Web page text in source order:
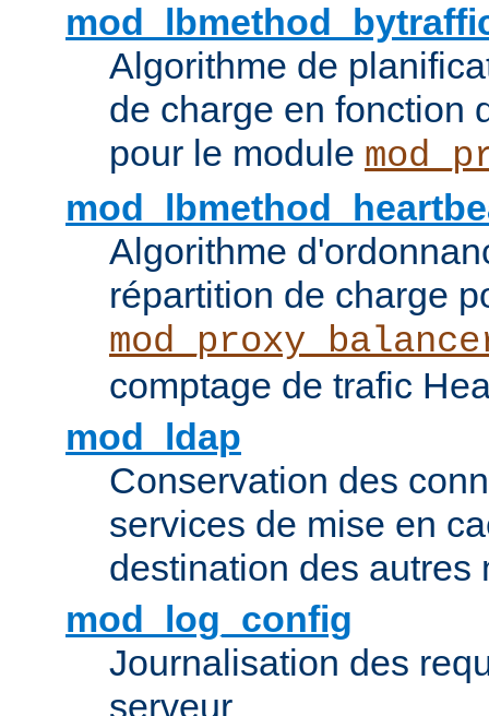
Algorithme de
de charge en fonction
pour le module
Algorithme
répartition de charge
comptage de trafic
mod_ldap
Conservation des
services de mise en
destination des autres
mod_log_config
Journalisation des
serveur